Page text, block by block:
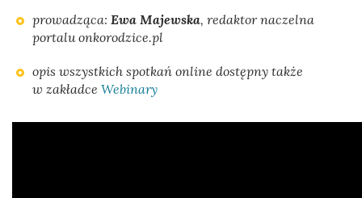
prowadząca: Ewa Majewska, redaktor naczelna
portalu onkorodzice.pl
opis wszystkich spotkań online dostępny także
w zakładce Webinary